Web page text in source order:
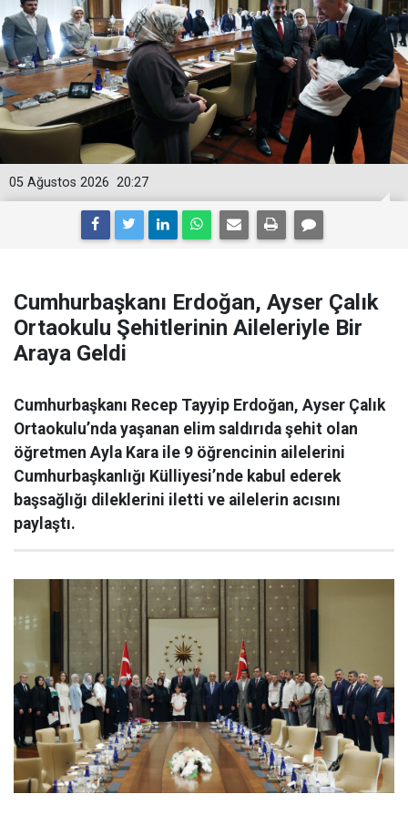
20:27
05 Ağustos 2026
Cumhurbaşkanı Erdoğan, Ayser Çalık
Ortaokulu Şehitlerinin Aileleriyle Bir
Araya Geldi
Cumhurbaşkanı Recep Tayyip Erdoğan, Ayser Çalık
Ortaokulu’nda yaşanan elim saldırıda şehit olan
öğretmen Ayla Kara ile 9 öğrencinin ailelerini
Cumhurbaşkanlığı Külliyesi’nde kabul ederek
başsağlığı dileklerini iletti ve ailelerin acısını
paylaştı.